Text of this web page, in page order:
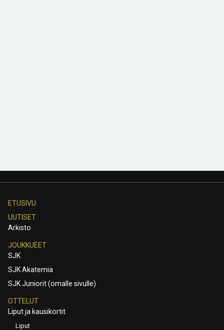
ETUSIVU
UUTISET
Arkisto
JOUKKUEET
SJK
SJK Akatemia
SJK Juniorit (omalle sivulle)
OTTELUT
Liput ja kausikortit
Liput